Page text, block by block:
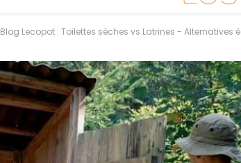
Blog Lecopot : Toilettes sèches vs Latrines -